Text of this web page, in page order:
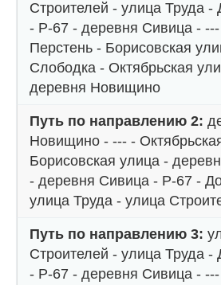
Строителей - улица Труда
- Р-67 - деревня Сивица -
Перстень - Борисовская
Слободка - Октябрьская
деревня Новищино
Путь по направлению 2:
Новищино - --- -
Борисовская улица -
- деревня Сивица - Р-67 -
улица Труда - улица
Путь по направлению 3:
Строителей - улица Труда
- Р-67 - деревня Сивица -